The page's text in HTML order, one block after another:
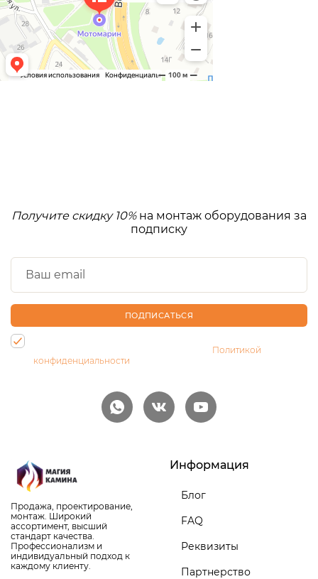
Получите скидку 10%на монтаж оборудования за
подписку
ПОДПИСАТЬСЯ
Политикой
конфиденциальности
Продажа, проектирование,
монтаж. Широкий
ассортимент, высший
стандарт качества.
Профессионализм и
индивидуальный подход к
каждому клиенту.
Информация
Блог
FAQ
Реквизиты
Партнерство